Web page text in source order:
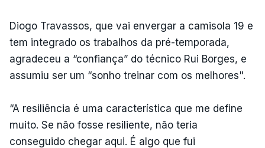
Diogo Travassos, que vai envergar a camisola 19 e
tem integrado os trabalhos da pré-temporada,
agradeceu a “confiança” do técnico Rui Borges, e
assumiu ser um “sonho treinar com os melhores".
“A resiliência é uma característica que me define
muito. Se não fosse resiliente, não teria
conseguido chegar aqui. É algo que fui